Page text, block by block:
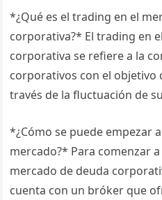
*¿Qué es el trading en el
corporativa?* El trading en
corporativa se refiere a la
corporativos con el objetivo
través de la fluctuación de
*¿Cómo se puede empezar
mercado?* Para comenzar
mercado de deuda
cuenta con un bróker que